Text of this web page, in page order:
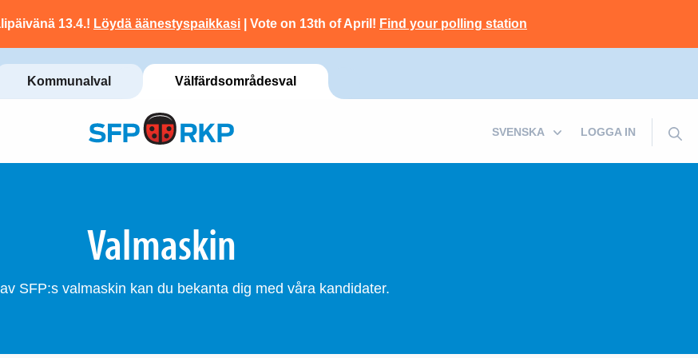
13.4.! Löydä äänestyspaikkasi | Vote on 13th of April! Find your polling station
Kommunalval Välfärdsområdesval
LOGGA IN
Valmaskin
SFP:s valmaskin kan du bekanta dig med våra kandidater.